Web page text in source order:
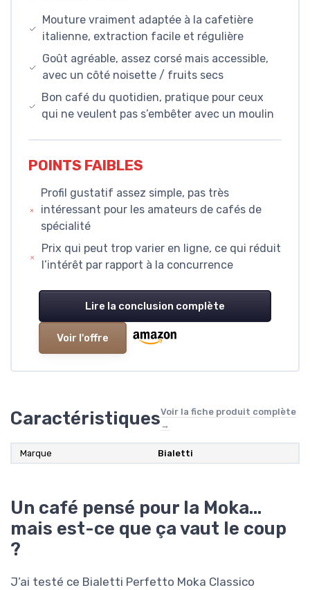
Mouture vraiment adaptée à la cafetière
italienne, extraction facile et régulière
Goût agréable, assez corsé mais accessible,
avec un côté noisette / fruits secs
Bon café du quotidien, pratique pour ceux
qui ne veulent pas s’embêter avec un moulin
POINTS FAIBLES
Profil gustatif assez simple, pas très
intéressant pour les amateurs de cafés de
spécialité
Prix qui peut trop varier en ligne, ce qui réduit
l’intérêt par rapport à la concurrence
Lire la conclusion complète
Voir l'offre
CaractéristiquesVoir la fiche produit complète
→
Marque Bialetti
Un café pensé pour la Moka…
mais est-ce que ça vaut le coup
?
J’ai testé ce Bialetti Perfetto Moka Classico